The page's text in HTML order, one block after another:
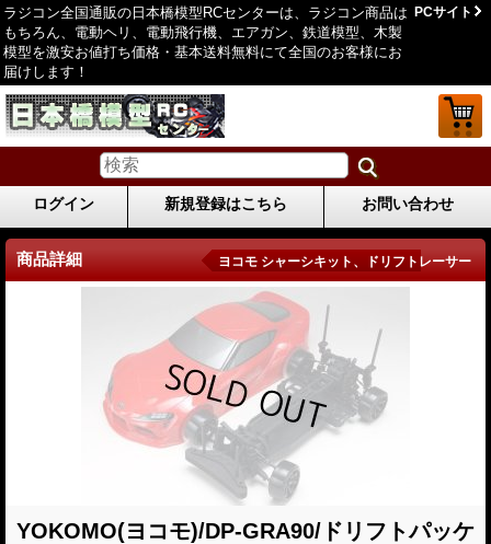
ラジコン全国通販の日本橋模型RCセンターは、ラジコン商品は
もちろん、電動ヘリ、電動飛行機、エアガン、鉄道模型、木製
模型を激安お値打ち価格・基本送料無料にて全国のお客様にお
届けします！
PCサイト
ログイン 新規登録はこちら お問い合わせ
商品詳細 ヨコモ シャーシキット、ドリフトレーサー
YOKOMO(ヨコモ)/DP-GRA90/ドリフトパッケ